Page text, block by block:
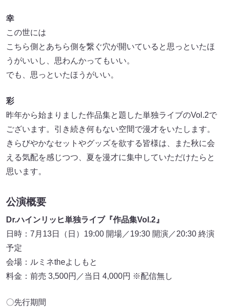
幸
この世には
こちら側とあちら側を繋ぐ穴が開いていると思っといたほ
うがいいし、思わんかってもいい。
でも、思っといたほうがいい。
彩
昨年から始まりました作品集と題した単独ライブのVol.2で
ございます。引き続き何もない空間で漫才をいたします。
きらびやかなセットやグッズを欲する皆様は、また秋に会
える気配を感じつつ、夏を漫才に集中していただけたらと
思います。
公演概要
Dr.ハインリッヒ単独ライブ『作品集Vol.2』
日時：7月13日（日）19:00 開場／19:30 開演／20:30 終演
予定
会場：ルミネtheよしもと
料金：前売 3,500円／当日 4,000円 ※配信無し
〇先行期間